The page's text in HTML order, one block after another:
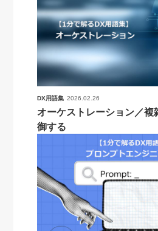
DX用語集 2026.02.26
オーケストレーション／複
御する